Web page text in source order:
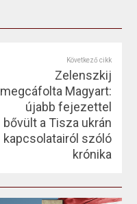
Következő cikk
Zelenszkij
megcáfolta Magyart:
újabb fejezettel
bővült a Tisza ukrán
kapcsolatairól szóló
krónika